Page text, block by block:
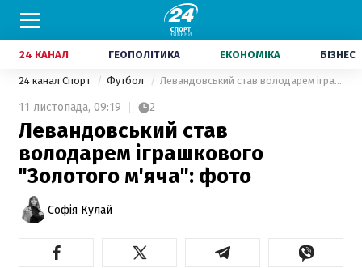
24 КАНАЛ ГЕОПОЛІТИКА ЕКОНОМІКА БІЗНЕС
24 канал Спорт Футбол Левандовський став володарем іграшкового "Золотого м'яча": фото
11 листопада, 09:19 2
Левандовський став
володарем іграшкового
"Золотого м'яча": фото
Софія Кулай